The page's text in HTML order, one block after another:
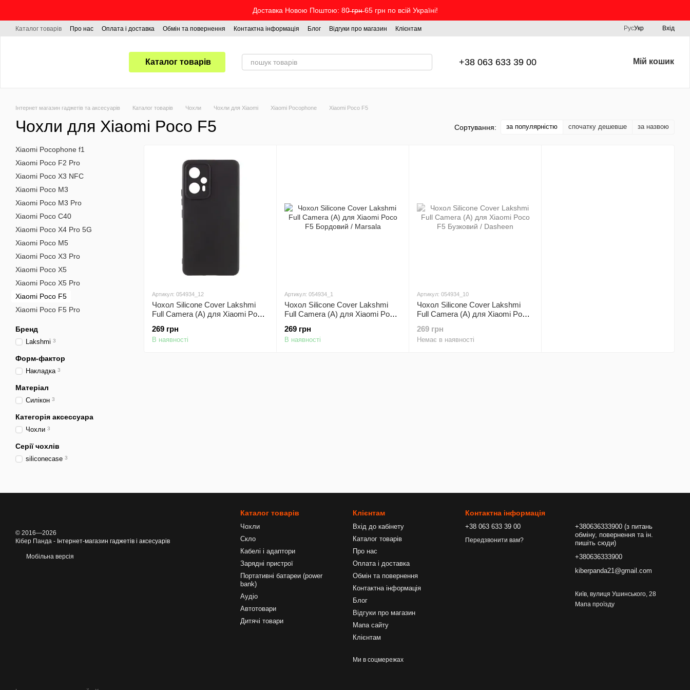
Доставка Новою Поштою: 80̶ ̶г̶р̶н̶ 65 грн по всій Україні!
Каталог товарів Про нас Оплата і доставка Обмін та повернення Контактна інформація Блог Відгуки про магазин Клієнтам РусУкр Вхід
Каталог товарів +38 063 633 39 00 Мій кошик
Інтернет магазин гаджетів та аксесуарів Каталог товарів Чохли Чохли для Xiaomi Xiaomi Pocophone Xiaomi Poco F5
Чохли для Xiaomi Poco F5 Сортування: за популярністю спочатку дешевше за назвою
Артикул: 054934_12
Чохол Silicone Cover Lakshmi
Full Camera (A) для Xiaomi Poco
269 грн
В наявності
Артикул: 054934_1
Чохол Silicone Cover Lakshmi
Full Camera (A) для Xiaomi Poco
269 грн
В наявності
Артикул: 054934_10
Чохол Silicone Cover Lakshmi
Full Camera (A) для Xiaomi Poco
269 грн
Немає в наявності
Xiaomi Pocophone f1
Xiaomi Poco F2 Pro
Xiaomi Poco X3 NFC
Xiaomi Poco M3
Xiaomi Poco M3 Pro
Xiaomi Poco C40
Xiaomi Poco X4 Pro 5G
Xiaomi Poco M5
Xiaomi Poco X3 Pro
Xiaomi Poco X5
Xiaomi Poco X5 Pro
Xiaomi Poco F5
Xiaomi Poco F5 Pro
Бренд
Lakshmi 3
Форм-фактор
Накладка 3
Матеріал
Силікон 3
Категорія аксессуара
Чохли 3
Серії чохлів
siliconecase 3
© 2016—2026
Кібер Панда - Інтернет-магазин гаджетів і аксесуарів
Мобільна версія
Каталог товарів
Чохли
Скло
Кабелі і адаптори
Зарядні пристрої
Портативні батареи (power
bank)
Аудіо
Автотовари
Дитячі товари
Клієнтам
Вхід до кабінету
Каталог товарів
Про нас
Оплата і доставка
Обмін та повернення
Контактна інформація
Блог
Відгуки про магазин
Мапа сайту
Клієнтам
Ми в соцмережах
Контактна інформація
+38 063 633 39 00
Передзвонити вам?
+380636333900 (з питань
обміну, повернення та ін.
пишіть сюди)
+380636333900
kiberpanda21@gmail.com
Київ, вулиця Ушинського, 28
Мапа проїзду